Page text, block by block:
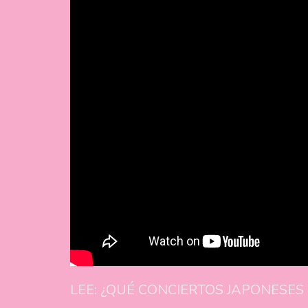
LEE: ¿QUÉ CONCIERTOS